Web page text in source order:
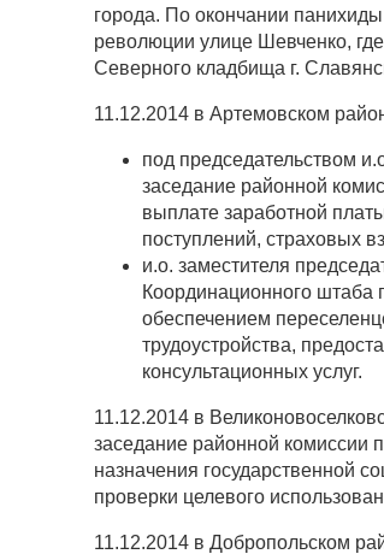
города. По окончании
революции улице Шевченко,
Северного кладбища г.
11.12.2014 в Артемовском
под председательством
заседание районной
выплате заработной
поступлений, страховых
и.о. заместителя
Координационного
обеспечением
трудоустройства,
консультационных услуг.
11.12.2014 в
заседание районной комиссии
назначения государственной
проверки целевого
11.12.2014 в Добропольском